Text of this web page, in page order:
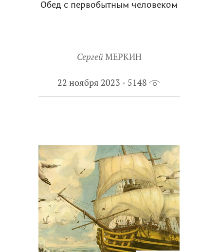
Обед с первобытным человеком
Сергей МЕРКИН
22 ноября 2023 5148